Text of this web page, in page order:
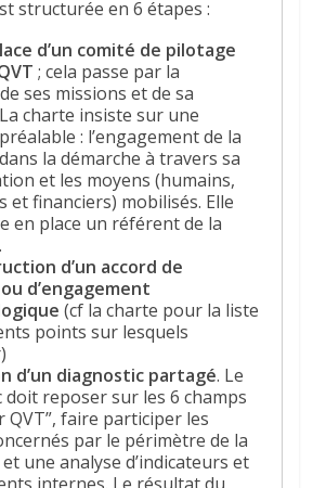
structurée en 6 étapes :
d’un comité de pilotage
; cela passe par la
ses missions et de sa
charte insiste sur une
: l’engagement de la
la démarche à travers sa
et les moyens (humains,
et financiers) mobilisés. Elle
en place un référent de la
d’un accord de
d’engagement
(cf la charte pour la liste
points sur lesquels
d’un diagnostic partagé. Le
doit reposer sur les 6 champs
QVT”, faire participer les
par le périmètre de la
une analyse d’indicateurs et